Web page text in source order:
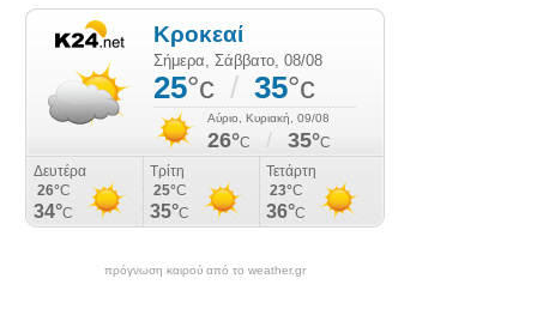
πρόγνωση καιρού από το weather.gr